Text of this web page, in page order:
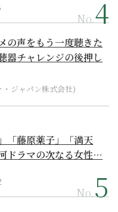
No.
の声をもう一度聴きた
器チャレンジの後押し
・ジャパン株式会社)
「藤原薬子」「満天
ドラマの次なる女性…
No.